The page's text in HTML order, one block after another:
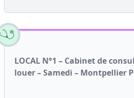
LOCAL N°1 – Cabinet de
louer – Samedi – Montpellier